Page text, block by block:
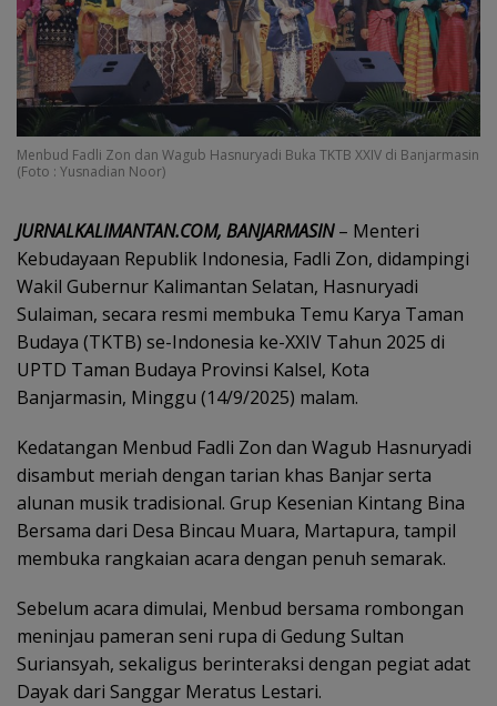
Menbud Fadli Zon dan Wagub Hasnuryadi Buka TKTB XXIV di Banjarmasin
(Foto : Yusnadian Noor)
JURNALKALIMANTAN.COM, BANJARMASIN– Menteri
Kebudayaan Republik Indonesia, Fadli Zon, didampingi
Wakil Gubernur Kalimantan Selatan, Hasnuryadi
Sulaiman, secara resmi membuka Temu Karya Taman
Budaya (TKTB) se-Indonesia ke-XXIV Tahun 2025 di
UPTD Taman Budaya Provinsi Kalsel, Kota
Banjarmasin, Minggu (14/9/2025) malam.
Kedatangan Menbud Fadli Zon dan Wagub Hasnuryadi
disambut meriah dengan tarian khas Banjar serta
alunan musik tradisional. Grup Kesenian Kintang Bina
Bersama dari Desa Bincau Muara, Martapura, tampil
membuka rangkaian acara dengan penuh semarak.
Sebelum acara dimulai, Menbud bersama rombongan
meninjau pameran seni rupa di Gedung Sultan
Suriansyah, sekaligus berinteraksi dengan pegiat adat
Dayak dari Sanggar Meratus Lestari.